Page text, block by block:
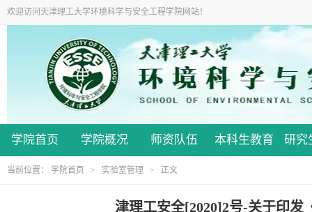
欢迎访问天津理工大学环境科学与安全工程学院网站！
学院首页 学院概况 师资队伍 本科生教育 研究
当前位置： 学院首页 > 实验室管理 > 正文
津理工安全[2020]2号-关于印发